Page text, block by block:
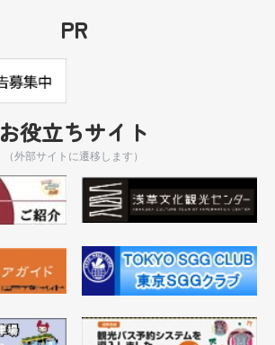
PR
お役立ちサイト
（外部サイトに遷移します）